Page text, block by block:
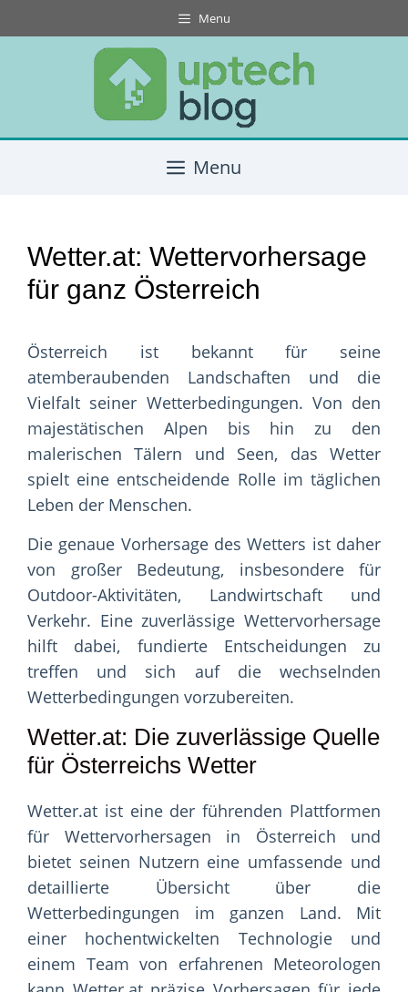
to
Menu
Menu
Wetter.at: Wettervorhersage
für ganz Österreich
Österreich ist bekannt für seine
atemberaubenden Landschaften und die
Vielfalt seiner Wetterbedingungen. Von den
majestätischen Alpen bis hin zu den
malerischen Tälern und Seen, das Wetter
spielt eine entscheidende Rolle im täglichen
Leben der Menschen.
Die genaue Vorhersage des Wetters ist daher
von großer Bedeutung, insbesondere für
Outdoor-Aktivitäten, Landwirtschaft und
Verkehr. Eine zuverlässige Wettervorhersage
hilft dabei, fundierte Entscheidungen zu
treffen und sich auf die wechselnden
Wetterbedingungen vorzubereiten.
Wetter.at: Die zuverlässige Quelle
für Österreichs Wetter
Wetter.at ist eine der führenden Plattformen
für Wettervorhersagen in Österreich und
bietet seinen Nutzern eine umfassende und
detaillierte Übersicht über die
Wetterbedingungen im ganzen Land. Mit
einer hochentwickelten Technologie und
einem Team von erfahrenen Meteorologen